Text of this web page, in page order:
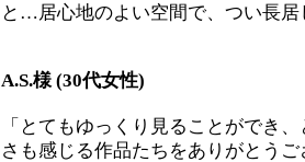
と…居心地のよい空間で、つい長居
A.S.様 (30代女性)
「とてもゆっくり見ることができ
さも感じる作品たちをありがとう